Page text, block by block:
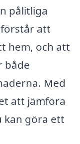
pålitliga
att
hem, och att
både
Med
att jämföra
kan göra ett